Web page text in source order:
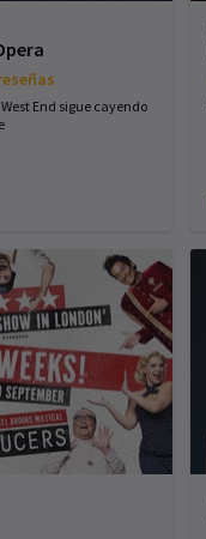
End sigue cayendo